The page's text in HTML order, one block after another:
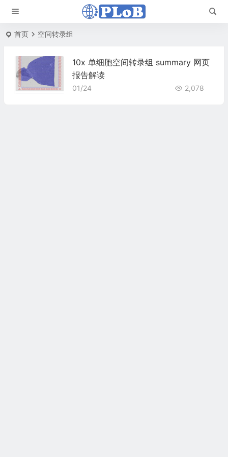
首页 空间转录组
10x 单细胞空间转录组 summary 网页
报告解读
01/24 2,078